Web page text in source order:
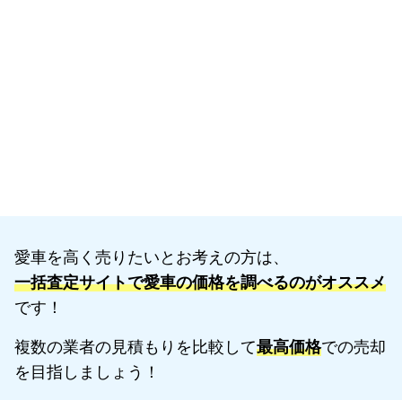
愛車を高く売りたいとお考えの方は、
一括査定サイトで愛車の価格を調べるのがオススメ
です！
複数の業者の見積もりを比較して最高価格での売却
を目指しましょう！